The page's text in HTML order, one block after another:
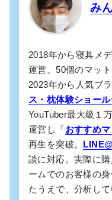
み
2018年から寝具メ
運営。50個のマッ
2023年から人気ブ
ス・枕体験ショール
YouTuber最大級１
運営し「おすすめ
再生を突破。 LINE@
談に対応。実際に
ームでのお客様の
たうえで、分析して